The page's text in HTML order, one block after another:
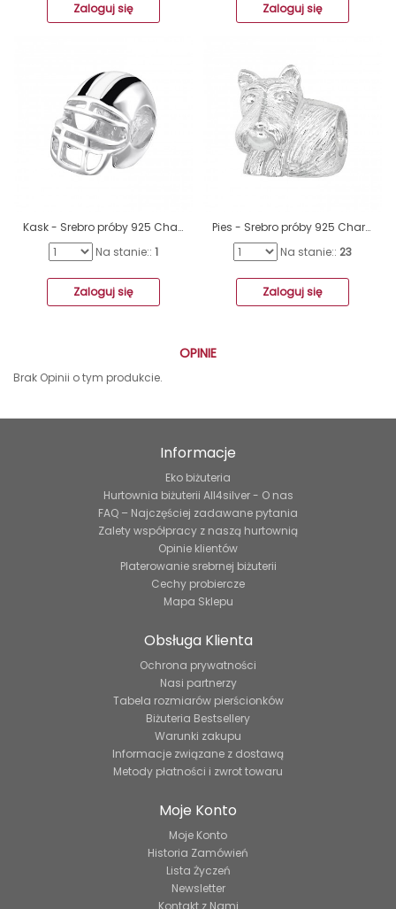
Zaloguj się Zaloguj się
Kask - Srebro próby 925 Charmsy bez kamieni A4S11038
Na stanie:: 1
Zaloguj się
Pies - Srebro próby 925 Charmsy bez kamieni A4S22694
Na stanie:: 23
Zaloguj się
OPINIE
Brak Opinii o tym produkcie.
Informacje
Eko biżuteria
Hurtownia biżuterii All4silver - O nas
FAQ – Najczęściej zadawane pytania
Zalety współpracy z naszą hurtownią
Opinie klientów
Platerowanie srebrnej biżuterii
Cechy probiercze
Mapa Sklepu
Obsługa Klienta
Ochrona prywatności
Nasi partnerzy
Tabela rozmiarów pierścionków
Biżuteria Bestsellery
Warunki zakupu
Informacje związane z dostawą
Metody płatności i zwrot towaru
Moje Konto
Moje Konto
Historia Zamówień
Lista Życzeń
Newsletter
Kontakt z Nami